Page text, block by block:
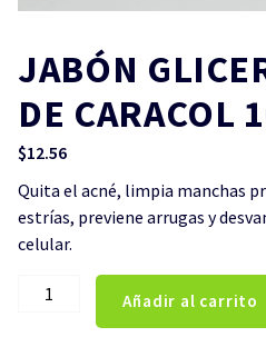
JABÓN
DE CARACOL
$12.56
Quita el acné, limpia manchas
estrías, previene arrugas y
celular.
JABÓN
Añadir al carrito